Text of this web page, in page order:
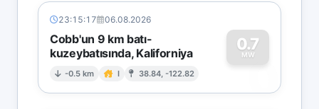
23:15:17 06.08.2026
Cobb'un 9 km batı-
kuzeybatısında, Kaliforniya
-0.5 km I 38.84, -122.82
0.7
MW
0